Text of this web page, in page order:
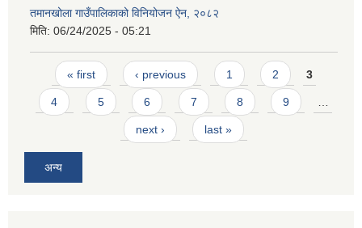
तमानखोला गाउँपालिकाको विनियोजन ऐन, २०८२
मिति: 06/24/2025 - 05:21
Pages
« first ‹ previous 1 2 3
4 5 6 7 8 9 …
next › last »
अन्य